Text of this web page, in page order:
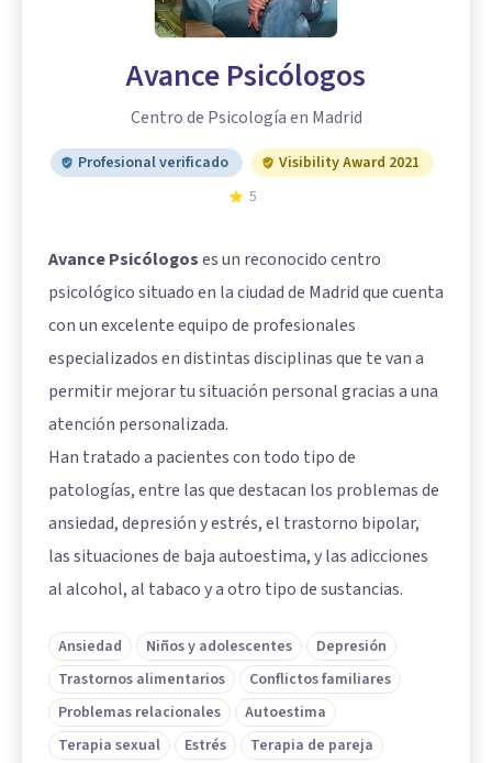
Avance Psicólogos
Centro de Psicología en Madrid
Profesional verificado
Visibility Award 2021
5
Avance Psicólogoses un reconocido centro
psicológico situado en la ciudad de Madrid que cuenta
con un excelente equipo de profesionales
especializados en distintas disciplinas que te van a
permitir mejorar tu situación personal gracias a una
atención personalizada.
Han tratado a pacientes con todo tipo de
patologías, entre las que destacan los problemas de
ansiedad, depresión y estrés, el trastorno bipolar,
las situaciones de baja autoestima, y las adicciones
al alcohol, al tabaco y a otro tipo de sustancias.
Ansiedad Niños y adolescentes
Depresión
Trastornos alimentarios
Conflictos familiares
Problemas relacionales
Autoestima
Terapia sexual
Estrés Terapia de pareja